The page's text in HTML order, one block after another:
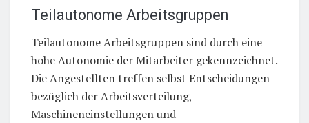
Teilautonome Arbeitsgruppen
Teilautonome Arbeitsgruppen sind durch eine
hohe Autonomie der Mitarbeiter gekennzeichnet.
Die Angestellten treffen selbst Entscheidungen
bezüglich der Arbeitsverteilung,
Maschineneinstellungen und